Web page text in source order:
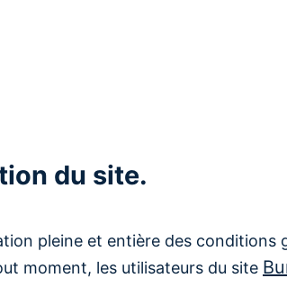
du site.
pleine et entière des conditions
moment, les utilisateurs du site